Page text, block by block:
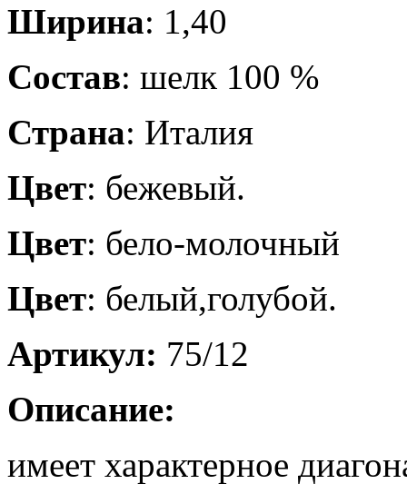
Ширина: 1,40
Состав: шелк 100 %
Страна: Италия
Цвет: бежевый.
Цвет: бело-молочный
Цвет: белый,голубой.
Артикул: 75/12
Описание:
имеет характерное